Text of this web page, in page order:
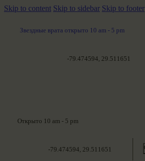
Skip to content Skip to sidebar Skip to footer
Звездные врата открыто 10 am - 5 pm
-79.474594, 29.511651
Открыто 10 am - 5 pm
-79.474594, 29.511651